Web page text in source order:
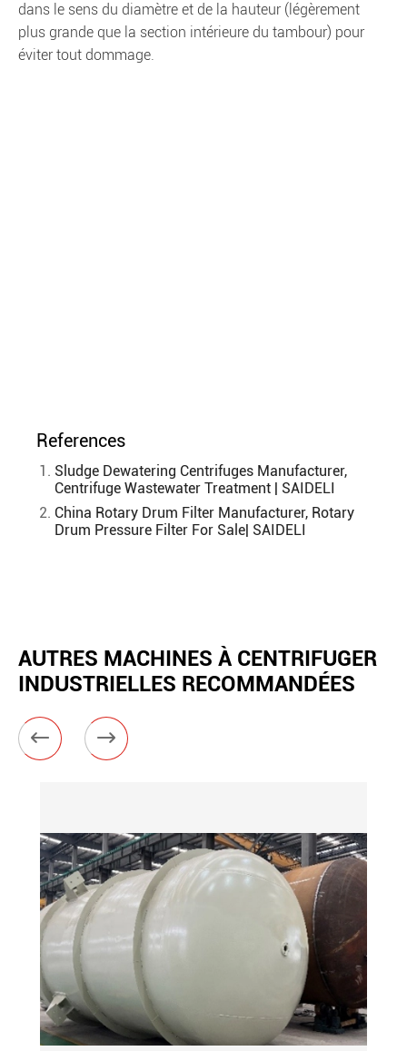
dans le sens du diamètre et de la hauteur (légèrement
plus grande que la section intérieure du tambour) pour
éviter tout dommage.
References
Sludge Dewatering Centrifuges Manufacturer,
Centrifuge Wastewater Treatment | SAIDELI
China Rotary Drum Filter Manufacturer, Rotary
Drum Pressure Filter For Sale| SAIDELI
AUTRES MACHINES À CENTRIFUGER
INDUSTRIELLES RECOMMANDÉES
 